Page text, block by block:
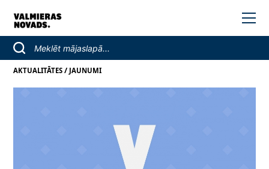
AKTUALITĀTES / JAUNUMI